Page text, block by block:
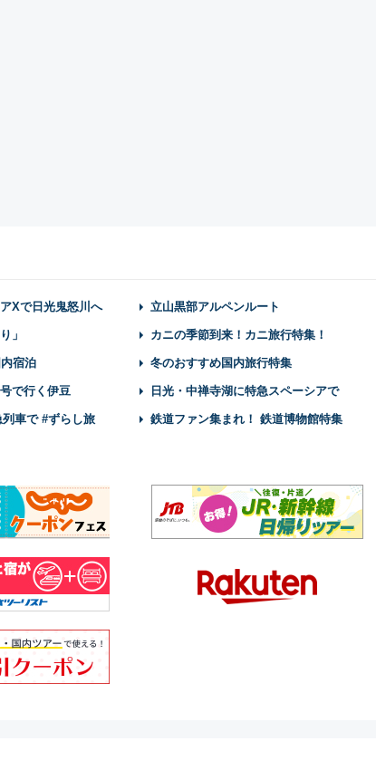
Xで日光鬼怒川へ 立山黒部アルペンルート
」 カニの季節到来！カニ旅行特集！
宿泊 冬のおすすめ国内旅行特集
で行く伊豆 日光・中禅寺湖に特急スペーシアで
車で #ずらし旅 鉄道ファン集まれ！ 鉄道博物館特集